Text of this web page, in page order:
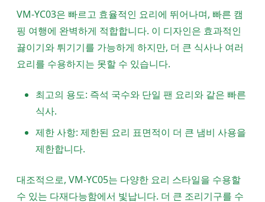
VM-YC03은 빠르고 효율적인 요리에 뛰어나며, 빠른 캠
핑 여행에 완벽하게 적합합니다. 이 디자인은 효과적인
끓이기와 튀기기를 가능하게 하지만, 더 큰 식사나 여러
요리를 수용하지는 못할 수 있습니다.
최고의 용도: 즉석 국수와 단일 팬 요리와 같은 빠른
식사.
제한 사항: 제한된 요리 표면적이 더 큰 냄비 사용을
제한합니다.
대조적으로, VM-YC05는 다양한 요리 스타일을 수용할
수 있는 다재다능함에서 빛납니다. 더 큰 조리기구를 수